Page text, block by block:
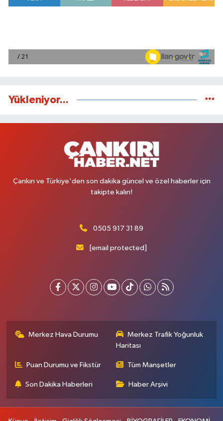
Yükleniyor...
Çankırı ve Türkiye'den son dakika güncel ve özel haberler için
takipte kalın!
0505 917 31 89
[email protected]
Merkez Hava Durumu
Merkez Trafik Yoğunluk
Haritası
Puan Durumu ve Fikstür Tüm Manşetler
Son Dakika Haberleri Haber Arşivi